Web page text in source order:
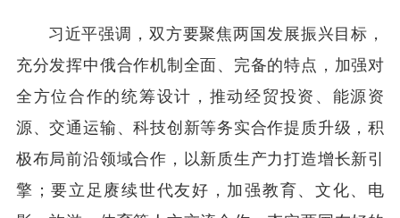
习近平强调，双方要聚焦两国发展振兴目标，
充分发挥中俄合作机制全面、完备的特点，加强对
全方位合作的统筹设计，推动经贸投资、能源资
源、交通运输、科技创新等务实合作提质升级，积
极布局前沿领域合作，以新质生产力打造增长新引
擎；要立足赓续世代友好，加强教育、文化、电